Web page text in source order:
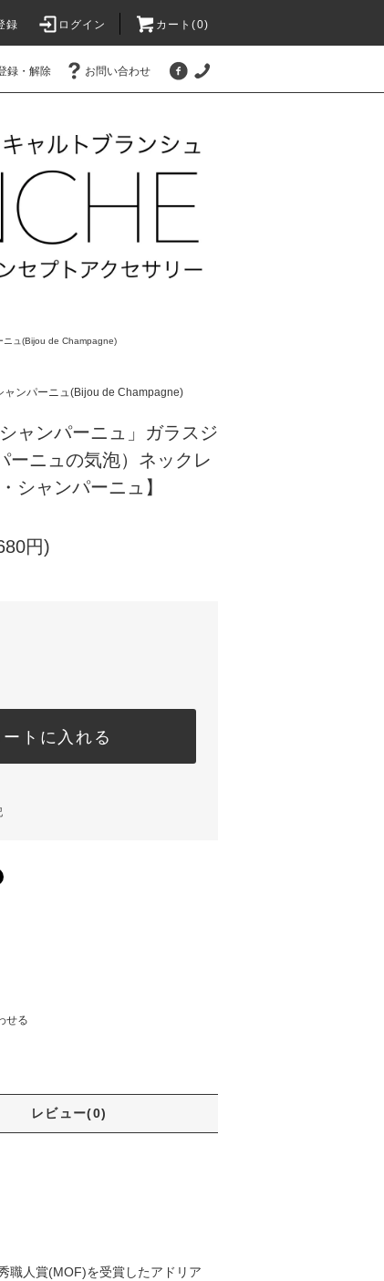
録 ログイン カート(0)
録・解除 お問い合わせ
ニュ(Bijou de Champagne)
ャンパーニュ(Bijou de Champagne)
ャンパーニュ」ガラスジ
ーニュの気泡）ネックレ
シャンパーニュ】
円)
ートに入れる
せる
レビュー(0)
職人賞(MOF)を受賞したアドリア